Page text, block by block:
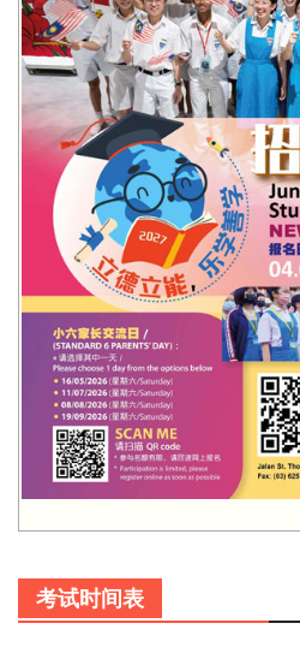
考试时间表